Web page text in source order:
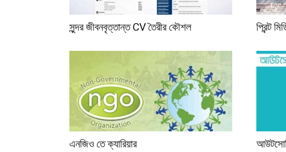
সুন্দর জীবনবৃত্তান্ত CV তৈরীর কৌশল প্রিন্ট
এনজিও তে ক্যারিয়ার